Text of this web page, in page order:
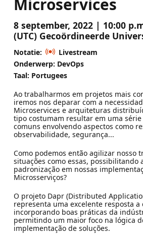
8 september, 2022 | 10:00
(UTC) Gecoördineerde
Notatie:
Livestream
Onderwerp: DevOps
Taal: Portugees
Ao trabalharmos em projetos mais
iremos nos deparar com a
Microservices e arquiteturas
tipo costumam resultar em uma
comuns envolvendo aspectos como
observabilidade, segurança...
Como podemos então agilizar nosso
situações como essas, possibilitando
padronização em nossas
Microsserviços?
O projeto Dapr (Distributed
representa uma excelente resposta a
incorporando boas práticas da
permitindo um maior foco na lógica
implementação de soluções.